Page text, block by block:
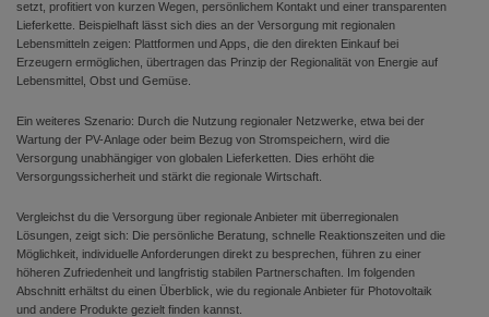
setzt, profitiert von kurzen Wegen, persönlichem Kontakt und einer transparenten
Lieferkette. Beispielhaft lässt sich dies an der Versorgung mit regionalen
Lebensmitteln zeigen: Plattformen und Apps, die den direkten Einkauf bei
Erzeugern ermöglichen, übertragen das Prinzip der Regionalität von Energie auf
Lebensmittel, Obst und Gemüse.
Ein weiteres Szenario: Durch die Nutzung regionaler Netzwerke, etwa bei der
Wartung der PV-Anlage oder beim Bezug von Stromspeichern, wird die
Versorgung unabhängiger von globalen Lieferketten. Dies erhöht die
Versorgungssicherheit und stärkt die regionale Wirtschaft.
Vergleichst du die Versorgung über regionale Anbieter mit überregionalen
Lösungen, zeigt sich: Die persönliche Beratung, schnelle Reaktionszeiten und die
Möglichkeit, individuelle Anforderungen direkt zu besprechen, führen zu einer
höheren Zufriedenheit und langfristig stabilen Partnerschaften. Im folgenden
Abschnitt erhältst du einen Überblick, wie du regionale Anbieter für Photovoltaik
und andere Produkte gezielt finden kannst.